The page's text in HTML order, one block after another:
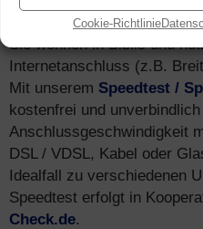
Cookie-Richtlinie
Biblis (Speedcheck)
Sie wohnen in Biblis und
Internetanschluss (z.B.
Mit unserem Speedtest /
kostenfrei und
Anschlussgeschwindigkeit
DSL / VDSL, Kabel oder
Idealfall zu verschiedenen
Speedtest erfolgt in
Check.de.